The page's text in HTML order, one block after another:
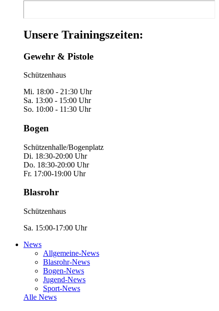
Unsere Trainingszeiten:
Gewehr & Pistole
Schützenhaus
Mi. 18:00 - 21:30 Uhr
Sa. 13:00 - 15:00 Uhr
So. 10:00 - 11:30 Uhr
Bogen
Schützenhalle/Bogenplatz
Di. 18:30-20:00 Uhr
Do. 18:30-20:00 Uhr
Fr. 17:00-19:00 Uhr
Blasrohr
Schützenhaus
Sa. 15:00-17:00 Uhr
News
Allgemeine-News
Blasrohr-News
Bogen-News
Jugend-News
Sport-News
Alle News